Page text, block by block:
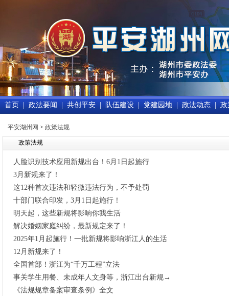
首页 政法要闻 共创平安 队伍建设 党建园地 政法动态 政
平安湖州网 > 政策法规
政策法规
人脸识别技术应用新规出台！6月1日起施行
3月新规来了！
这12种首次违法和轻微违法行为，不予处罚
十部门联合印发，3月1日起施行！
明天起，这些新规将影响你我生活
解决婚姻家庭纠纷，最新规定来了！
2025年1月起施行！一批新规将影响浙江人的生活
12月新规来了！
全国首部！浙江为“千万工程”立法
事关学生用餐、未成年人文身等，浙江出台新规→
《法规规章备案审查条例》全文